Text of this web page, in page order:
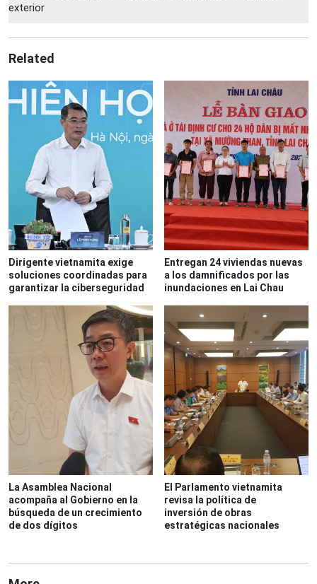
exterior
Related
Dirigente vietnamita exige
soluciones coordinadas para
garantizar la ciberseguridad
Entregan 24 viviendas nuevas
a los damnificados por las
inundaciones en Lai Chau
La Asamblea Nacional
acompaña al Gobierno en la
búsqueda de un crecimiento
de dos dígitos
El Parlamento vietnamita
revisa la política de
inversión de obras
estratégicas nacionales